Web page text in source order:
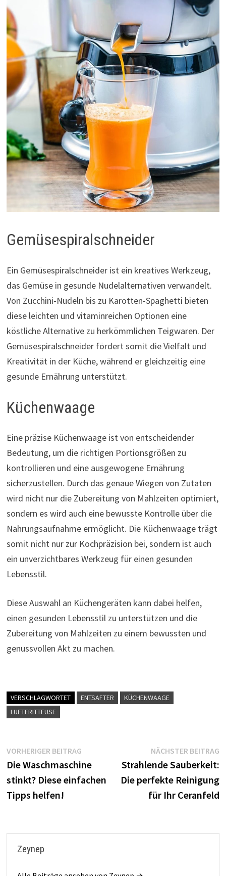
Gemüsespiralschneider
Ein Gemüsespiralschneider ist ein kreatives Werkzeug,
das Gemüse in gesunde Nudelalternativen verwandelt.
Von Zucchini-Nudeln bis zu Karotten-Spaghetti bieten
diese leichten und vitaminreichen Optionen eine
köstliche Alternative zu herkömmlichen Teigwaren. Der
Gemüsespiralschneider fördert somit die Vielfalt und
Kreativität in der Küche, während er gleichzeitig eine
gesunde Ernährung unterstützt.
Küchenwaage
Eine präzise Küchenwaage ist von entscheidender
Bedeutung, um die richtigen Portionsgrößen zu
kontrollieren und eine ausgewogene Ernährung
sicherzustellen. Durch das genaue Wiegen von Zutaten
wird nicht nur die Zubereitung von Mahlzeiten optimiert,
sondern es wird auch eine bewusste Kontrolle über die
Nahrungsaufnahme ermöglicht. Die Küchenwaage trägt
somit nicht nur zur Kochpräzision bei, sondern ist auch
ein unverzichtbares Werkzeug für einen gesunden
Lebensstil.
Diese Auswahl an Küchengeräten kann dabei helfen,
einen gesunden Lebensstil zu unterstützen und die
Zubereitung von Mahlzeiten zu einem bewussten und
genussvollen Akt zu machen.
VERSCHLAGWORTET ENTSAFTER
KÜCHENWAAGE
LUFTFRITTEUSE
Beitragsnavigation
VORHERIGER BEITRAGVorheriger
Beitrag:
Die Waschmaschine
stinkt? Diese einfachen
Tipps helfen!
NÄCHSTER BEITRAG
Strahlende Sauberkeit:
Die perfekte Reinigung
für Ihr Ceranfeld
Zeynep